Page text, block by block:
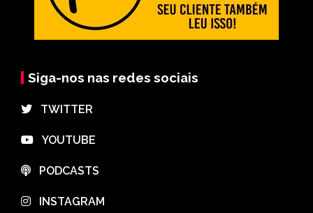
Siga-nos nas redes sociais
⠀TWITTER
⠀YOUTUBE
⠀PODCASTS
⠀INSTAGRAM